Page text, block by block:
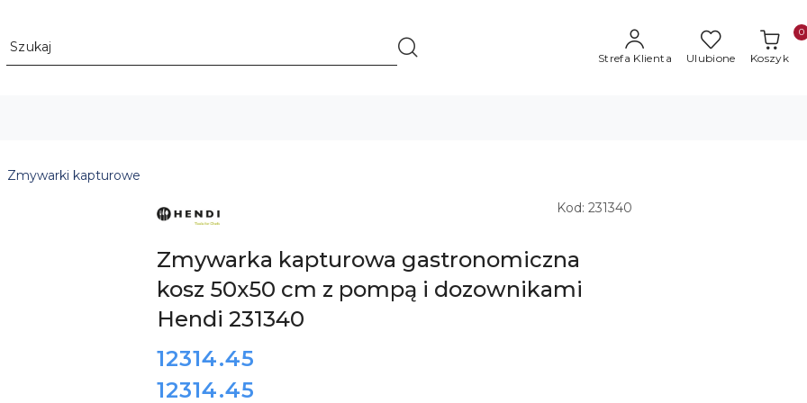
Strefa Klienta Ulubione Koszyk
0
Zmywarki kapturowe
ZOBACZ
PRODUKTY
Kod: 231340
Zmywarka kapturowa gastronomiczna
kosz 50x50 cm z pompą i dozownikami
Hendi 231340
cena:
12314.45
Cena:
12314.45